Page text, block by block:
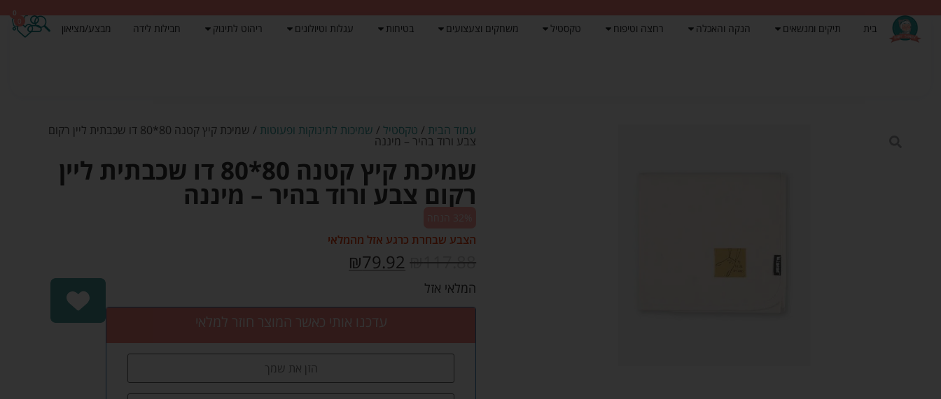
בית תיקים ומנשאים הנקה והאכלה רחצה וטיפוח טקסטיל משחקים וצעצועים בטיחות עגלות וטיולונים ריהוט לתינוק חבילות לידה מבצע/מציאון
0
עמוד הבית / טקסטיל / שמיכות לתינוקות ופעוטות / שמיכת קיץ קטנה 80*80 דו שכבתית ליין רקום
צבע ורוד בהיר – מיננה
שמיכת קיץ קטנה 80*80 דו שכבתית ליין
רקום צבע ורוד בהיר – מיננה
הצבע שבחרת כרגע אזל מהמלאי
₪117.88
₪79.92
המלאי אזל
עדכנו אותי כאשר המוצר חוזר למלאי